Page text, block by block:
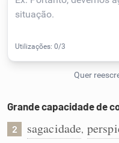
Cata-letras
Conexões
Caça-palavras
Grande capacidade de
2 sagacidade,